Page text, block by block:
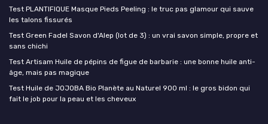
Test PLANTIFIQUE Masque Pieds Peeling : le truc pas glamour qui sauve
les talons fissurés
Test Green Fadel Savon d'Alep (lot de 3) : un vrai savon simple, propre et
sans chichi
Test Artisam Huile de pépins de figue de barbarie : une bonne huile anti-
âge, mais pas magique
Test Huile de JOJOBA Bio Planète au Naturel 900 ml : le gros bidon qui
fait le job pour la peau et les cheveux